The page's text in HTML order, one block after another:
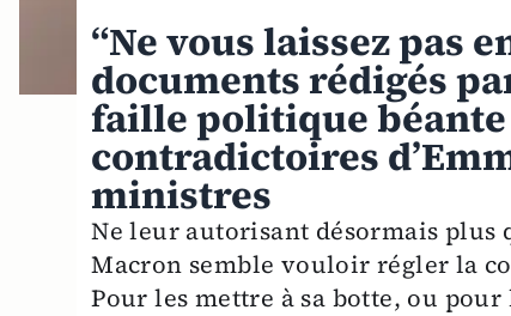
“Ne vous laissez pas
documents rédigés
faille politique
contradictoires
ministres
Ne leur autorisant désormais
Macron semble vouloir régler la
Pour les mettre à sa botte, ou